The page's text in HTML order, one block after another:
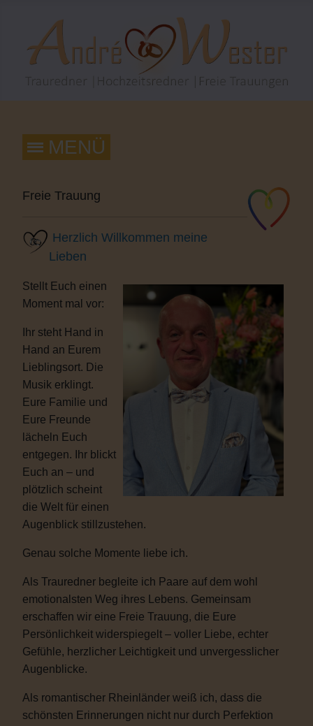
Freie Trauung
Herzlich Willkommen meine
Lieben
Stellt Euch einen
Moment mal vor:
Ihr steht Hand in
Hand an Eurem
Lieblingsort. Die
Musik erklingt.
Eure Familie und
Eure Freunde
lächeln Euch
entgegen. Ihr blickt
Euch an – und
plötzlich scheint
die Welt für einen
Augenblick stillzustehen.
Genau solche Momente liebe ich.
Als Trauredner begleite ich Paare auf dem wohl
emotionalsten Weg ihres Lebens. Gemeinsam
erschaffen wir eine Freie Trauung, die Eure
Persönlichkeit widerspiegelt – voller Liebe, echter
Gefühle, herzlicher Leichtigkeit und unvergesslicher
Augenblicke.
Als romantischer Rheinländer weiß ich, dass die
schönsten Erinnerungen nicht nur durch Perfektion